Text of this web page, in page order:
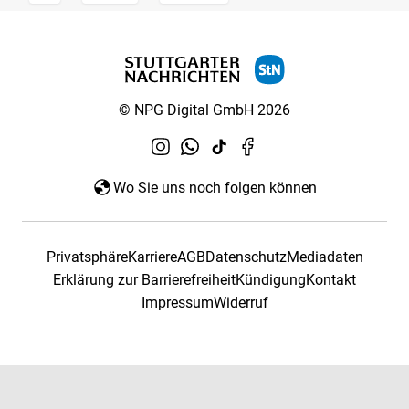
© NPG Digital GmbH 2026
Wo Sie uns noch folgen können
PrivatsphäreKarriereAGBDatenschutzMediadaten
Erklärung zur BarrierefreiheitKündigungKontakt
ImpressumWiderruf